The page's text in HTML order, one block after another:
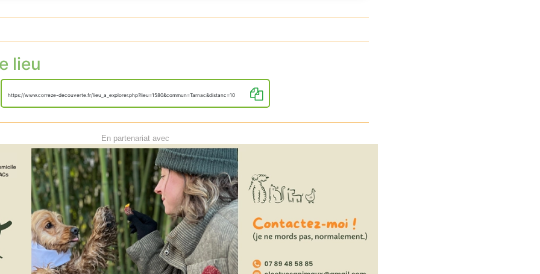
lieu
https://www.correze-decouverte.fr/lieu_a_explorer.php?lieu=1580&commun=Tarnac&distanc=10
En partenariat avec